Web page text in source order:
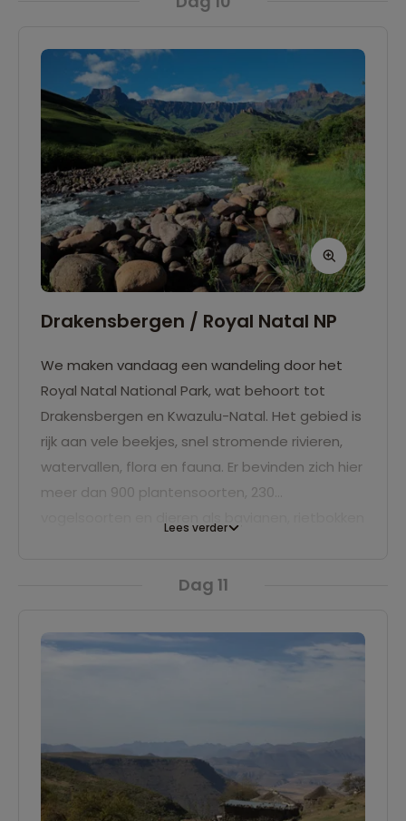
park en kunnen prachtige wandelingen tussen
routes.
Drakensbergen / Royal Natal NP
We maken vandaag een wandeling door het
Royal Natal National Park, wat behoort tot
Drakensbergen en Kwazulu-Natal. Het gebied is
rijk aan vele beekjes, snel stromende rivieren,
watervallen, flora en fauna. Er bevinden zich hier
meer dan 900 plantensoorten, 230
Lees verder
Dag 11